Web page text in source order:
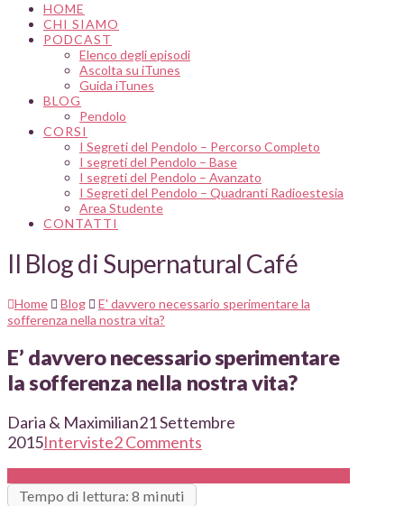
HOME
CHI SIAMO
PODCAST
Elenco degli episodi
Ascolta su iTunes
Guida iTunes
BLOG
Pendolo
CORSI
I Segreti del Pendolo – Percorso Completo
I segreti del Pendolo – Base
I segreti del Pendolo – Avanzato
I Segreti del Pendolo – Quadranti Radioestesia
Area Studente
CONTATTI
Il Blog di Supernatural Café
Home Blog
E' davvero necessario sperimentare la
sofferenza nella nostra vita?
E’ davvero necessario sperimentare
la sofferenza nella nostra vita?
Daria & Maximilian21 Settembre
2015Interviste2 Comments
Tempo di lettura: 8 minuti